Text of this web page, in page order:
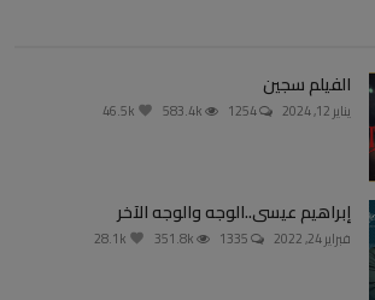
الفيلم سجين
يناير 12, 2024
إبراهيم عيسى..الوجه والوجه الآخر
فبراير 24, 2022